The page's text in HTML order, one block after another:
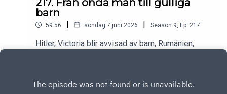
barn
59:56 | söndag 7 juni 2026 | Season 9, Ep. 217
Hitler, Victoria blir avvisad av barn, Rumänien,